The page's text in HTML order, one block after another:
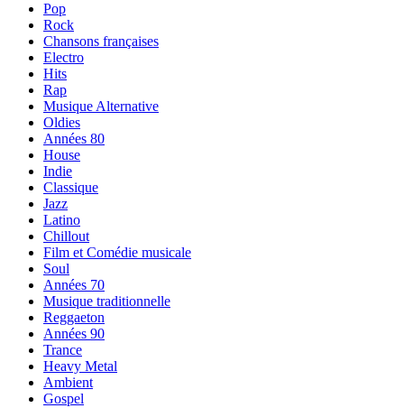
Pop
Rock
Chansons françaises
Electro
Hits
Rap
Musique Alternative
Oldies
Années 80
House
Indie
Classique
Jazz
Latino
Chillout
Film et Comédie musicale
Soul
Années 70
Musique traditionnelle
Reggaeton
Années 90
Trance
Heavy Metal
Ambient
Gospel